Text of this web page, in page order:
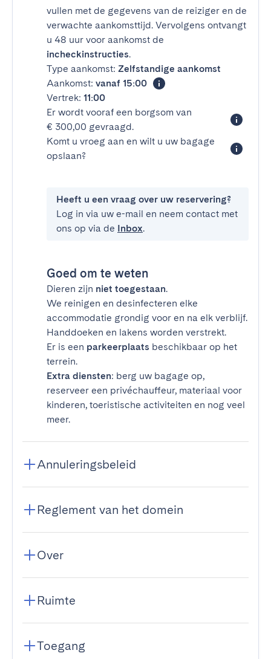
vullen met de gegevens van de reiziger en de
verwachte aankomsttijd. Vervolgens ontvangt
u 48 uur voor aankomst de
incheckinstructies.
Type aankomst: Zelfstandige aankomst
Aankomst: vanaf 15:00
Vertrek: 11:00
Er wordt vooraf een borgsom van
€ 300,00 gevraagd.
Komt u vroeg aan en wilt u uw bagage
opslaan?
Heeft u een vraag over uw reservering?
Log in via uw e-mail en neem contact met
ons op via de Inbox.
Goed om te weten
Dieren zijn niet toegestaan.
We reinigen en desinfecteren elke
accommodatie grondig voor en na elk verblijf.
Handdoeken en lakens worden verstrekt.
Er is een parkeerplaats beschikbaar op het
terrein.
Extra diensten: berg uw bagage op,
reserveer een privéchauffeur, materiaal voor
kinderen, toeristische activiteiten en nog veel
meer.
Annuleringsbeleid
Reglement van het domein
Over
Ruimte
Toegang